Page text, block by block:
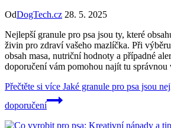
OdDogTech.cz 28. 5. 2025
Nejlepší granule pro psa jsou ty, které
živin pro zdraví vašeho mazlíčka. Při
obsah masa, nutriční hodnoty a případné
doporučení vám pomohou najít tu správnou
Přečtěte si více Jaké granule pro psa jsou
doporučení